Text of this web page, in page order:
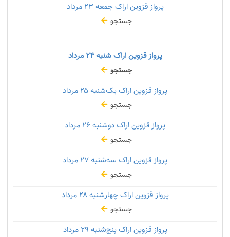
پرواز قزوین اراک جمعه
جستجو
پرواز قزوین اراک شنبه۲۴ مرداد
جستجو
پرواز قزوین اراک یک‌شنبه
جستجو
پرواز قزوین اراک دوشنبه
جستجو
پرواز قزوین اراک سه‌شنبه
جستجو
پرواز قزوین اراک چهارشنبه۲۸ مرداد
جستجو
پرواز قزوین اراک پنج‌شنبه